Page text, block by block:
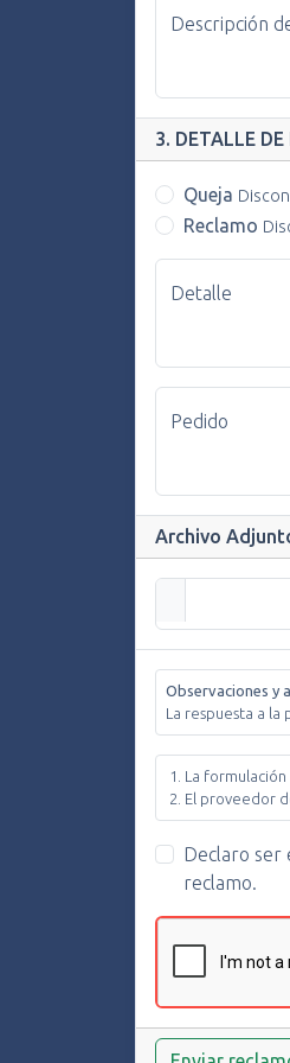
Descripción
3. DETALLE
Queja
Reclamo
Detalle
Pedido
Archivo
Observaciones y
La respuesta a
La
El proveedor
Declaro ser
reclamo.